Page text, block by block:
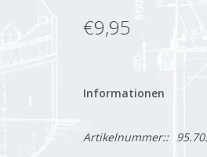
€9,95
Informationen
Artikelnummer::